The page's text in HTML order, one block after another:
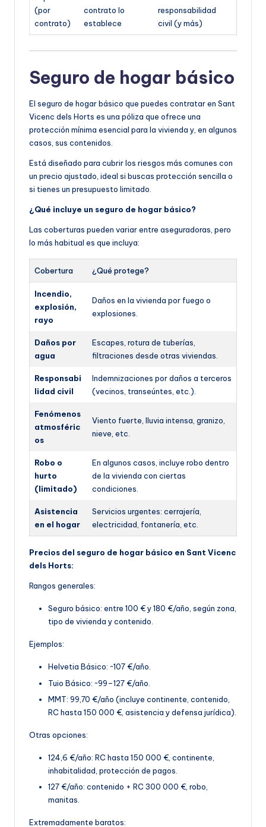
(por
contrato)
contrato lo
establece
responsabilidad
civil (y más)
Seguro de hogar básico
El seguro de hogar básico que puedes contratar en Sant
Vicenc dels Horts es una póliza que ofrece una
protección mínima esencial para la vivienda y, en algunos
casos, sus contenidos.
Está diseñado para cubrir los riesgos más comunes con
un precio ajustado, ideal si buscas protección sencilla o
si tienes un presupuesto limitado.
¿Qué incluye un seguro de hogar básico?
Las coberturas pueden variar entre aseguradoras, pero
lo más habitual es que incluya:
Cobertura ¿Qué protege?
Incendio,
explosión,
rayo
Daños en la vivienda por fuego o
explosiones.
Daños por
agua
Escapes, rotura de tuberías,
filtraciones desde otras viviendas.
Responsabi
lidad civil
Indemnizaciones por daños a terceros
(vecinos, transeúntes, etc.).
Fenómenos
atmosféric
os
Viento fuerte, lluvia intensa, granizo,
nieve, etc.
Robo o
hurto
(limitado)
En algunos casos, incluye robo dentro
de la vivienda con ciertas
condiciones.
Asistencia
en el hogar
Servicios urgentes: cerrajería,
electricidad, fontanería, etc.
Precios del seguro de hogar básico en Sant Vicenc
dels Horts:
Rangos generales:
Seguro básico: entre 100 € y 180 €/año, según zona,
tipo de vivienda y contenido.
Ejemplos:
Helvetia Básico: ~107 €/año.
Tuio Básico: ~99–127 €/año.
MMT: 99,70 €/año (incluye continente, contenido,
RC hasta 150 000 €, asistencia y defensa jurídica).
Otras opciones:
124,6 €/año: RC hasta 150 000 €, continente,
inhabitalidad, protección de pagos.
127 €/año: contenido + RC 300 000 €, robo,
manitas
Extremadamente baratos: